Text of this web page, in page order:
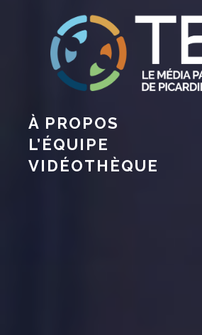
À PROPOS
L’ÉQUIPE
VIDÉOTHÈQUE